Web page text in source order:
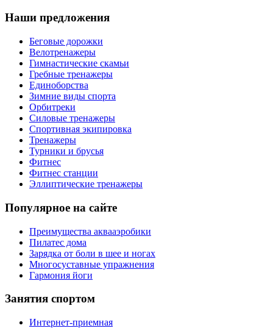
Наши предложения
Беговые дорожки
Велотренажеры
Гимнастические скамьи
Гребные тренажеры
Единоборства
Зимние виды спорта
Орбитреки
Силовые тренажеры
Спортивная экипировка
Тренажеры
Турники и брусья
Фитнес
Фитнес станции
Эллиптические тренажеры
Популярное на сайте
Преимущества аквааэробики
Пилатес дома
Зарядка от боли в шее и ногах
Многосуставные упражнения
Гармония йоги
Занятия спортом
Интернет-приемная